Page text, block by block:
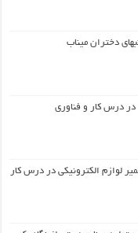
دختران میناب
درس کار و فناوری
لوازم الکترونیکی در درس کار